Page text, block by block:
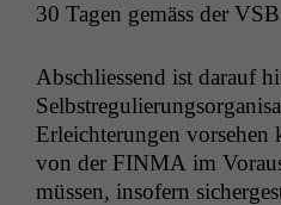
30 Tagen gemäss der VSB
Abschliessend ist darauf
Erle­ichterun­gen vorse­hen
von der FINMA im
müssen, insofern